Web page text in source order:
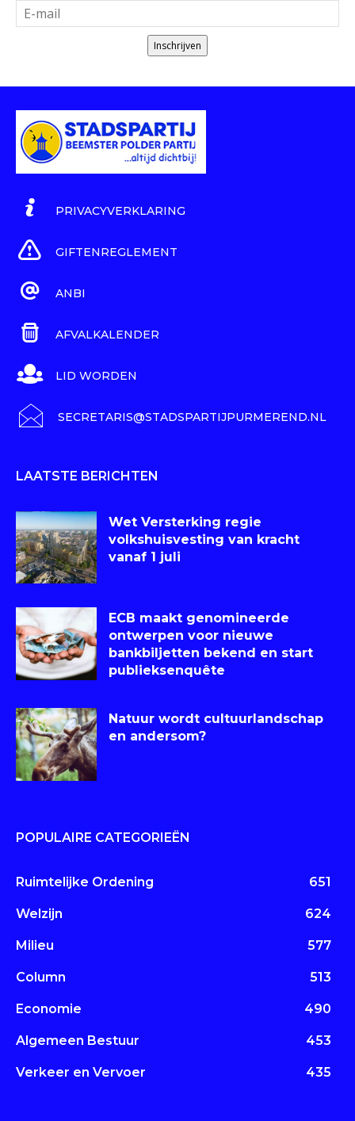
Inschrijven
PRIVACYVERKLARING
GIFTENREGLEMENT
ANBI
AFVALKALENDER
LID WORDEN
SECRETARIS@STADSPARTIJPURMEREND.NL
LAATSTE BERICHTEN
Wet Versterking regie
volkshuisvesting van kracht
vanaf 1 juli
ECB maakt genomineerde
ontwerpen voor nieuwe
bankbiljetten bekend en start
publieksenquête
Natuur wordt cultuurlandschap
en andersom?
POPULAIRE CATEGORIEËN
Ruimtelijke Ordening 651
Welzijn 624
Milieu 577
Column 513
Economie 490
Algemeen Bestuur 453
Verkeer en Vervoer 435